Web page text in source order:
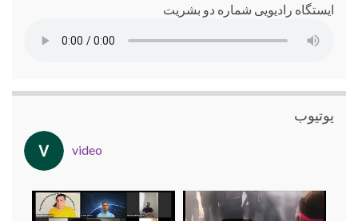
ایستگاه رادیویی شماره دو بشریت
یوتیوب
video